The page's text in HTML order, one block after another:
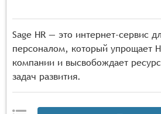
Sage HR — это интернет-сервис
персоналом, который упрощает
компании и высвобождает
задач развития.